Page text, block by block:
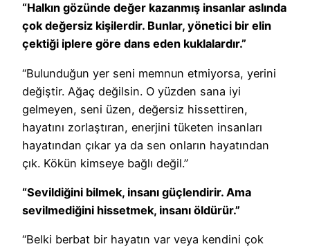
“Halkın gözünde değer kazanmış insanlar aslında
çok değersiz kişilerdir. Bunlar, yönetici bir elin
çektiği iplere göre dans eden kuklalardır.”
“Bulunduğun yer seni memnun etmiyorsa, yerini
değiştir. Ağaç değilsin. O yüzden sana iyi
gelmeyen, seni üzen, değersiz hissettiren,
hayatını zorlaştıran, enerjini tüketen insanları
hayatından çıkar ya da sen onların hayatından
çık. Kökün kimseye bağlı değil.”
“Sevildiğini bilmek, insanı güçlendirir. Ama
sevilmediğini hissetmek, insanı öldürür.”
“Belki berbat bir hayatın var veya kendini çok